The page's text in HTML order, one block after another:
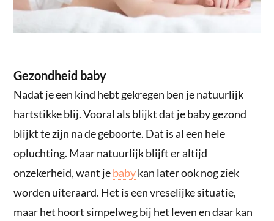
Gezondheid baby
Nadat je een kind hebt gekregen ben je natuurlijk
hartstikke blij. Vooral als blijkt dat je baby gezond
blijkt te zijn na de geboorte. Dat is al een hele
opluchting. Maar natuurlijk blijft er altijd
onzekerheid, want jebabykan later ook nog ziek
worden uiteraard. Het is een vreselijke situatie,
maar het hoort simpelweg bij het leven en daar kan